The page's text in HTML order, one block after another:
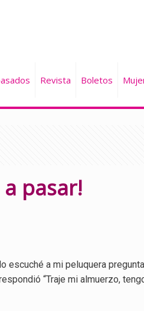
Revista Boletos
pasar!
a mi peluquera
“Traje mi almuerzo,